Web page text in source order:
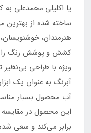
یا اکلیلی محمدعلی
ساخته شده از بهترین
هنرمندان،
کشش و پوشش رنگ را
ویژه با طراحی بی‌نظیر
آبرنگ به عنوان یک
آب محصول بسیار
این محصول در مقایسه
برابر می‌کند و سعی